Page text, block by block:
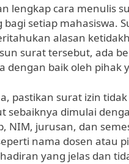
lengkap cara menulis
bagi setiap mahasiswa.
alasan
surat tersebut, ada
dengan baik oleh pihak
pastikan surat izin
sebaiknya dimulai
NIM, jurusan, dan
nama dosen atau
yang jelas dan